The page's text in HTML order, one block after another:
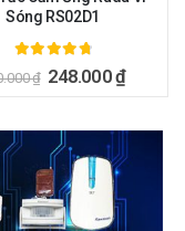
Sóng RS02D1
ngoài 5
₫ 248.000₫